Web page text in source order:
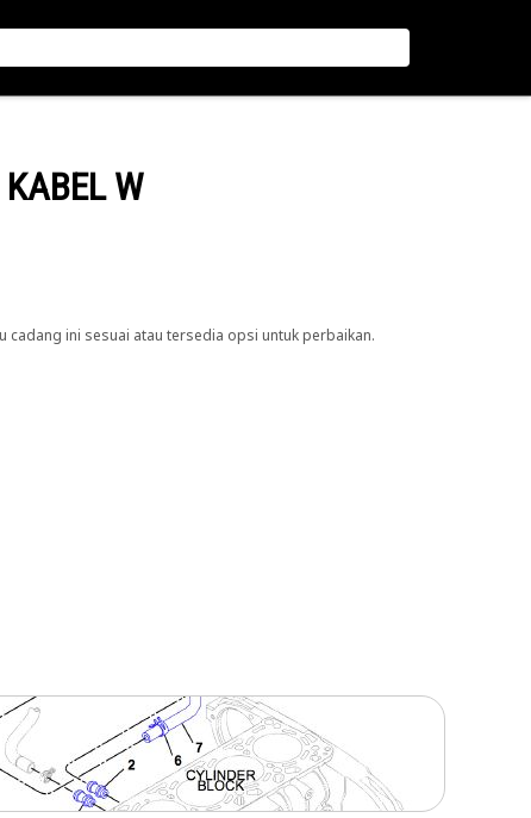
W
cadang ini sesuai atau tersedia opsi untuk perbaikan.